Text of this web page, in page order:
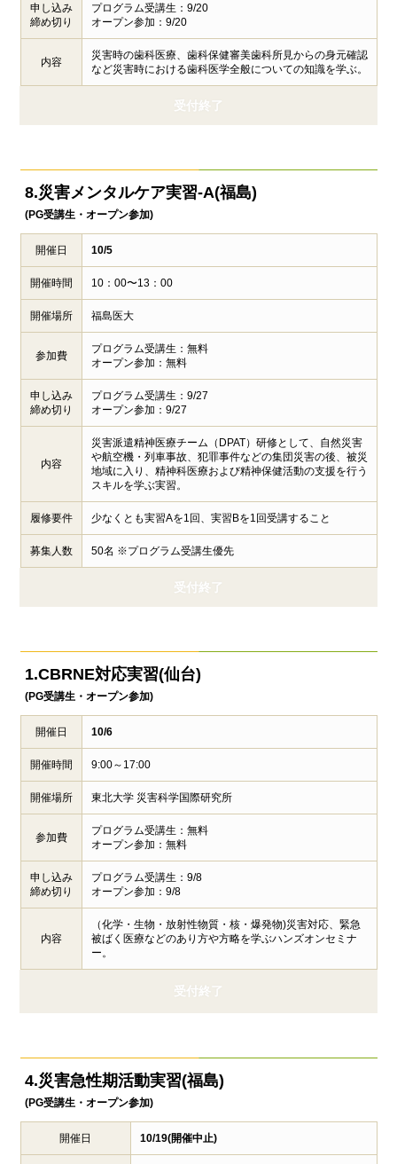
申し込み
締め切り
プログラム受講生：9/20
オープン参加：9/20
内容
災害時の歯科医療、歯科保健審美歯科所見からの身元確認
など災害時における歯科医学全般についての知識を学ぶ。
受付終了
8.災害メンタルケア実習-A(福島)
(PG受講生・オープン参加)
開催日 10/5
開催時間 10：00〜13：00
開催場所 福島医大
参加費
プログラム受講生：無料
オープン参加：無料
申し込み
締め切り
プログラム受講生：9/27
オープン参加：9/27
内容
災害派遣精神医療チーム（DPAT）研修として、自然災害
や航空機・列車事故、犯罪事件などの集団災害の後、被災
地域に入り、精神科医療および精神保健活動の支援を行う
スキルを学ぶ実習。
履修要件 少なくとも実習Aを1回、実習Bを1回受講すること
募集人数 50名 ※プログラム受講生優先
受付終了
1.CBRNE対応実習(仙台)
(PG受講生・オープン参加)
開催日 10/6
開催時間 9:00～17:00
開催場所 東北大学 災害科学国際研究所
参加費
プログラム受講生：無料
オープン参加：無料
申し込み
締め切り
プログラム受講生：9/8
オープン参加：9/8
内容
（化学・生物・放射性物質・核・爆発物)災害対応、緊急
被ばく医療などのあり方や方略を学ぶハンズオンセミナ
ー。
受付終了
4.災害急性期活動実習(福島)
(PG受講生・オープン参加)
開催日 10/19(開催中止)